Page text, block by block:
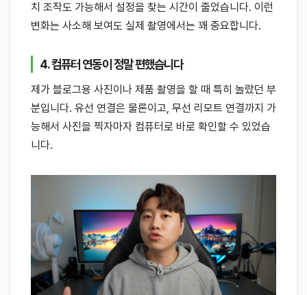
치 조작도 가능해서 설정을 찾는 시간이 줄었습니다. 이런
변화는 사소해 보여도 실제 촬영에서는 꽤 중요합니다.
4. 컴퓨터 연동이 정말 편했습니다
제가 블로그용 사진이나 제품 촬영을 할 때 특히 놀랐던 부
분입니다. 유선 연결은 물론이고, 무선 리모트 연결까지 가
능해서 사진을 찍자마자 컴퓨터로 바로 확인할 수 있었습
니다.